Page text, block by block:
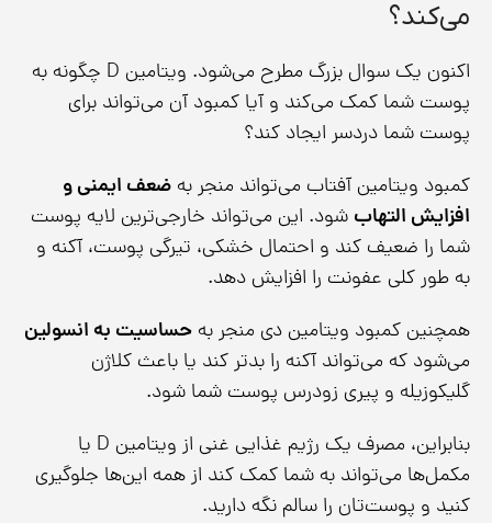
می‌کند؟
اکنون یک سوال بزرگ مطرح می‌شود. ویتامین D چگونه به
پوست شما کمک می‌کند و آیا کمبود آن می‌تواند برای
پوست شما دردسر ایجاد کند؟
کمبود ویتامین آفتاب می‌تواند منجر به ضعف ایمنی و
افزایش التهاب شود. این می‌تواند خارجی‌ترین لایه پوست
شما را ضعیف کند و احتمال خشکی، تیرگی پوست، آکنه و
به طور کلی عفونت را افزایش دهد.
همچنین کمبود ویتامین دی منجر به حساسیت به انسولین
می‌شود که می‌تواند آکنه را بدتر کند یا باعث کلاژن
گلیکوزیله و پیری زودرس پوست شما شود.
بنابراین، مصرف یک رژیم غذایی غنی از ویتامین D یا
مکمل‌ها می‌تواند به شما کمک کند از همه این‌ها جلوگیری
کنید و پوست‌تان را سالم نگه دارید.